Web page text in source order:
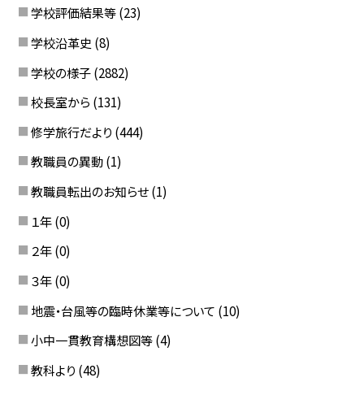
学校評価結果等 (23)
学校沿革史 (8)
学校の様子 (2882)
校長室から (131)
修学旅行だより (444)
教職員の異動 (1)
教職員転出のお知らせ (1)
１年 (0)
２年 (0)
３年 (0)
地震・台風等の臨時休業等について (10)
小中一貫教育構想図等 (4)
教科より (48)